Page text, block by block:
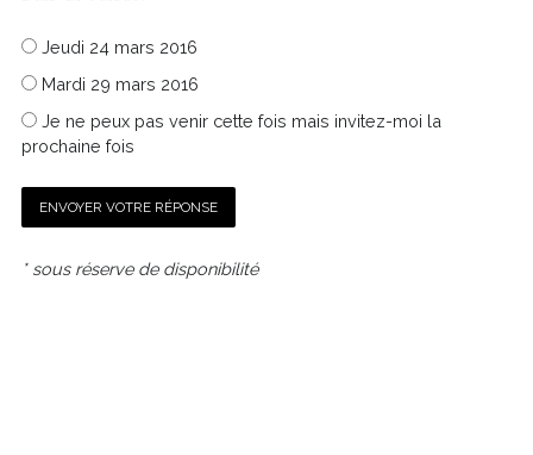
Jeudi 24 mars 2016
Mardi 29 mars 2016
Je ne peux pas venir cette fois mais invitez-moi la
prochaine fois
* sous réserve de disponibilité